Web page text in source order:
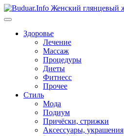
Перейти
к
Здоровье
Лечение
Массаж
Процедуры
Диеты
Фитнесс
Прочее
Стиль
Мода
Подиум
Причёски, стрижки
Аксессуары, украшения